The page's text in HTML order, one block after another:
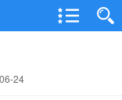
24